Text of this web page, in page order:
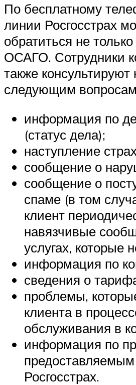
По бесплатному
линии Росгосстрах
обратиться не
ОСАГО. Сотрудники
также консультируют
следующим
информация по
(статус дела);
наступление
сообщение о
сообщение о
спаме (в том
клиент
навязчивые
услугах, которые
информация по
сведения о
проблемы,
клиента в
обслуживания в
информация по
Росгосстрах.